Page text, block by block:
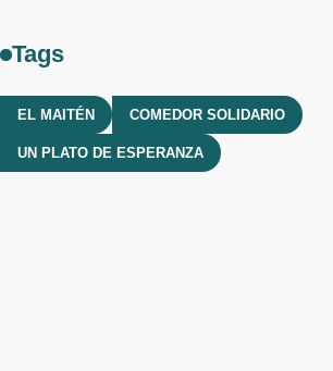
Tags
EL MAITÉN COMEDOR SOLIDARIO
UN PLATO DE ESPERANZA